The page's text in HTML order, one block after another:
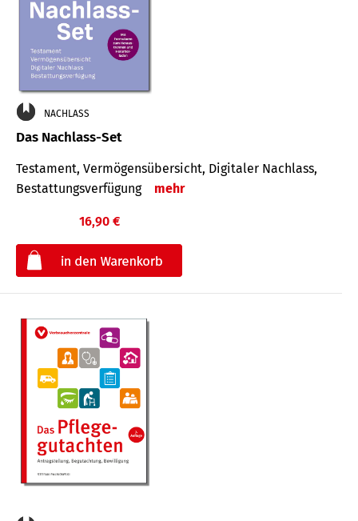
NACHLASS
Das Nachlass-Set
Testament, Vermögens­übersicht, Digitaler Nach­lass,
Bestat­tungs­ver­fügung
mehr
16,90 €